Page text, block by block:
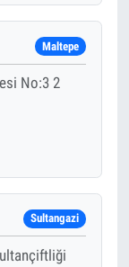
Maltepe
No:3 2
Sultangazi